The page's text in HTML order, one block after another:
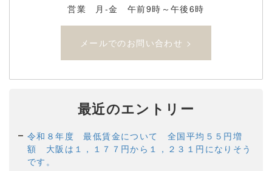
営業 月-金 午前9時～午後6時
メールでのお問い合わせ >
最近のエントリー
令和８年度 最低賃金について 全国平均５５円増
額 大阪は１，１７７円から１，２３１円になりそう
です。